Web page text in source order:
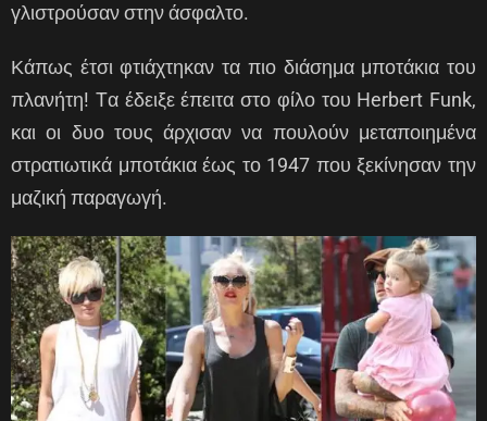
γλιστρούσαν στην άσφαλτο.
Κάπως έτσι φτιάχτηκαν τα πιο διάσημα μποτάκια του
πλανήτη! Tα έδειξε έπειτα στο φίλο του Herbert Funk,
και οι δυο τους άρχισαν να πουλούν μεταποιημένα
στρατιωτικά μποτάκια έως το 1947 που ξεκίνησαν την
μαζική παραγωγή.